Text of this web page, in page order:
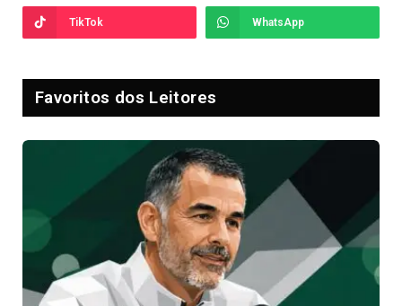
TikTok WhatsApp
Favoritos dos Leitores